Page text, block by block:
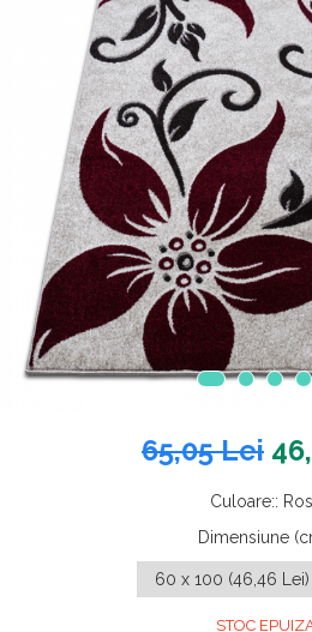
65,05 Lei
Culoare::
Dimensiune
STOC